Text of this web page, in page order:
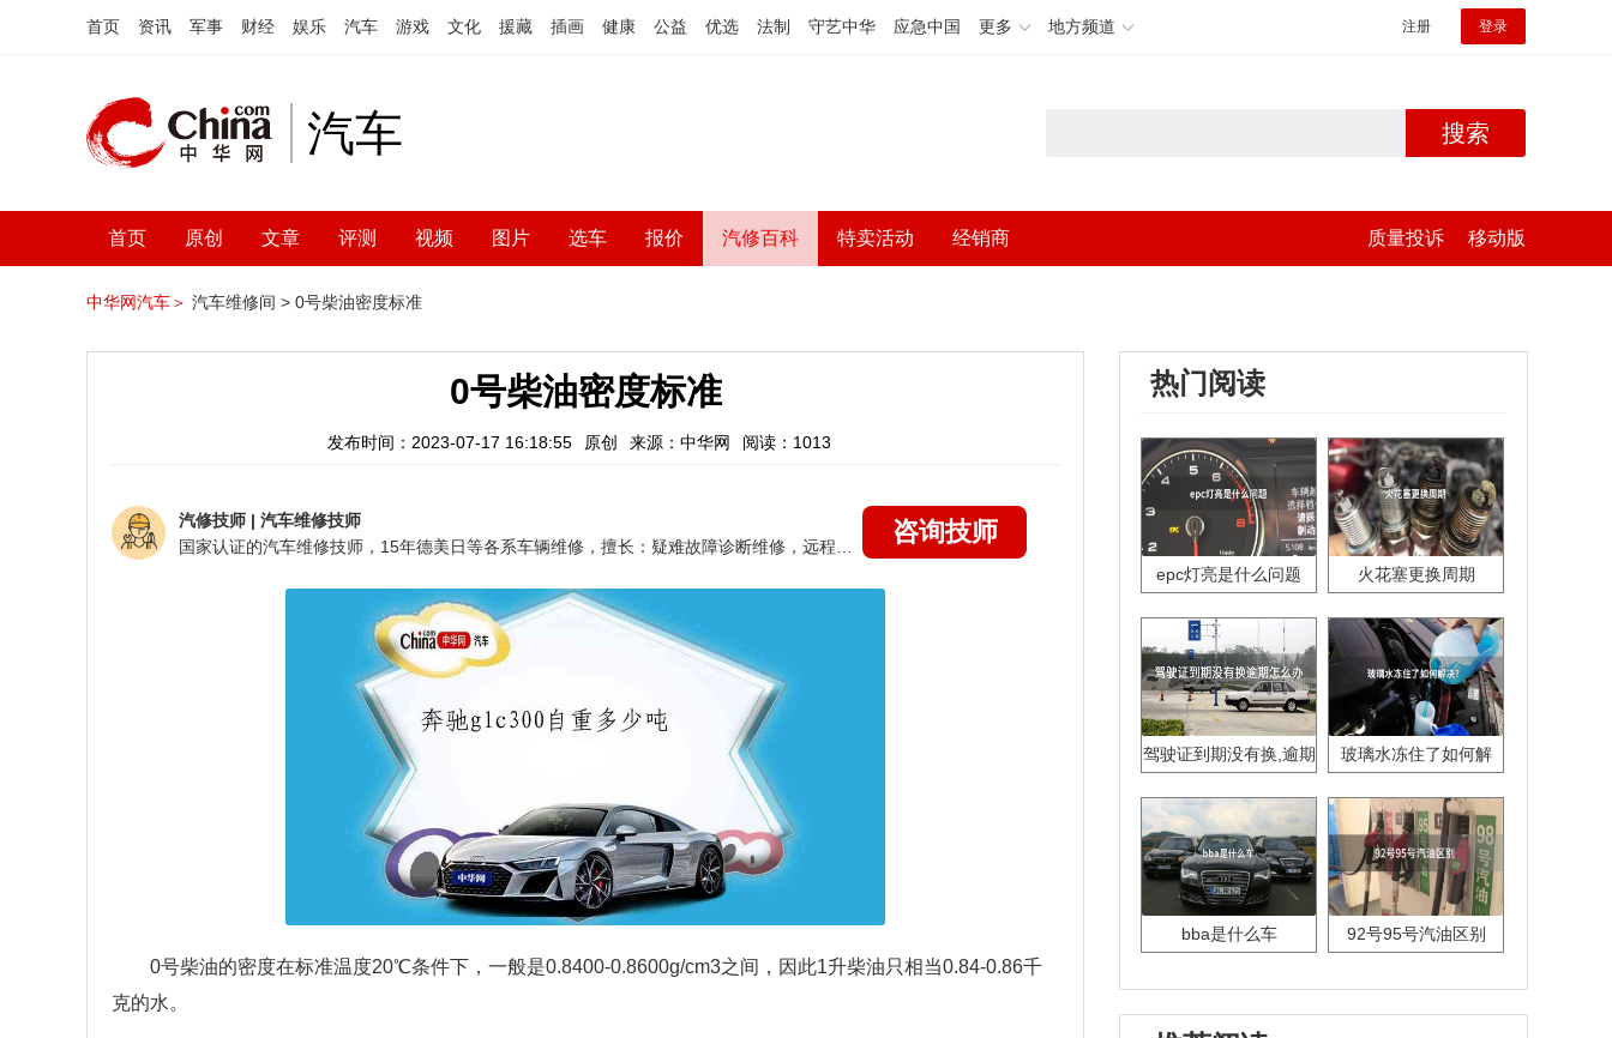
首页 资讯 军事 财经 娱乐 汽车 游戏 文化 援藏 插画 健康 公益 优选 法制 守艺中华 应急中国 更多 地方频道 注册 登录
汽车 搜索
首页 原创 文章 评测 视频 图片 选车 报价 汽修百科 特卖活动 经销商 质量投诉 移动版
中华网汽车＞ 汽车维修间 > 0号柴油密度标准
0号柴油密度标准
发布时间：2023-07-17 16:18:55 原创 来源：中华网 阅读：1013
汽修技师 | 汽车维修技师
咨询技师
0号柴油的密度在标准温度20℃条件下，一般是0.8400-0.8600g/cm3之间，因此1升柴油只相当0.84-0.86千
克的水。
热门阅读
epc灯亮是什么问题 火花塞更换周期
驾驶证到期没有换,逾期
玻璃水冻住了如何解
bba是什么车 92号95号汽油区别